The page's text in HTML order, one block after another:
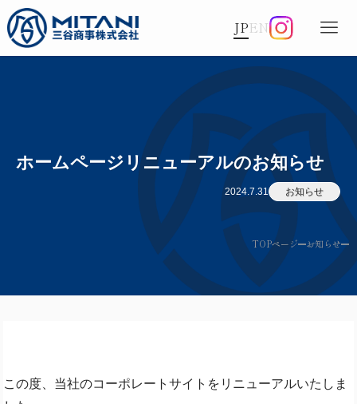
JPEN
ホームページリニューアルのお知らせ
お知らせ
2024.7.31
TOPページ お知らせ
この度、当社のコーポレートサイトをリニューアルいたしま